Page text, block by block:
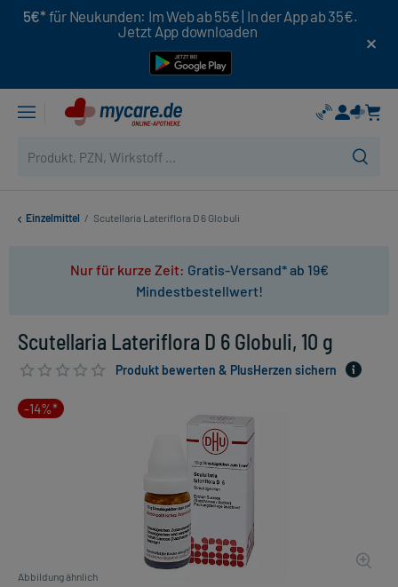
5€* für Neukunden: Im Web ab 55€ | In der App ab 35€.
Jetzt App downloaden
Einzelmittel / Scutellaria Lateriflora D 6 Globuli
Nur für kurze Zeit: Gratis-Versand* ab 19€
Mindestbestellwert!
Scutellaria Lateriflora D 6 Globuli, 10 g
Produkt bewerten & PlusHerzen sichern
-14%*
Abbildung ähnlich